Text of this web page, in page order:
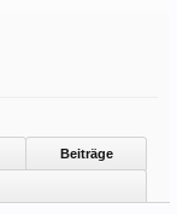
Beiträge